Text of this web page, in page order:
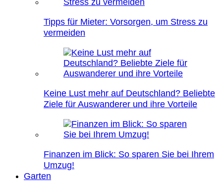
Tipps für Mieter: Vorsorgen, um Stress zu
vermeiden
Keine Lust mehr auf Deutschland? Beliebte
Ziele für Auswanderer und ihre Vorteile
Finanzen im Blick: So sparen Sie bei Ihrem
Umzug!
Garten